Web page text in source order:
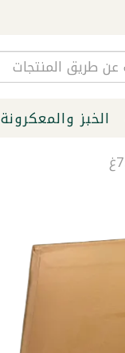
الخبز والمعكرونة